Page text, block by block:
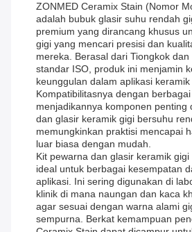
ZONMED Ceramix Stain (Nomor
adalah bubuk glasir suhu rendah
premium yang dirancang khusus
gigi yang mencari presisi dan
mereka. Berasal dari Tiongkok
standar ISO, produk ini menjamin
keunggulan dalam aplikasi keramik
Kompatibilitasnya dengan
menjadikannya komponen penting
dan glasir keramik gigi bersuhu
memungkinkan praktisi mencapai
luar biasa dengan mudah.
Kit pewarna dan glasir keramik
ideal untuk berbagai kesempatan
aplikasi. Ini sering digunakan di
klinik di mana naungan dan kaca
agar sesuai dengan warna alami
sempurna. Berkat kemampuan